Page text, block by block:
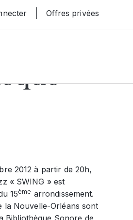
Offres privées
2012 à partir de 20h,
« SWING » est
15ème arrondissement.
la Nouvelle-Orléans sont
Bibliothèque Sonore de